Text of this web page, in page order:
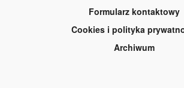
Formularz kontaktowy
Cookies i polityka
Archiwum